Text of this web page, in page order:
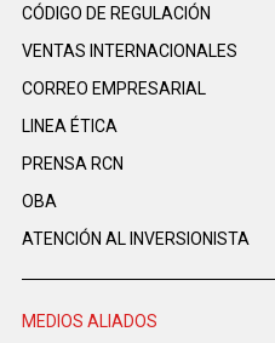
CÓDIGO DE REGULACIÓN
VENTAS INTERNACIONALES
CORREO EMPRESARIAL
LINEA ÉTICA
PRENSA RCN
OBA
ATENCIÓN AL INVERSIONISTA
MEDIOS ALIADOS